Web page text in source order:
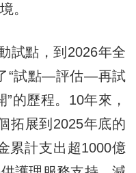
。
點，到2026年全
“試點—評估—再試
的歷程。10年來，
拓展到2025年底的
累計支出超1000億